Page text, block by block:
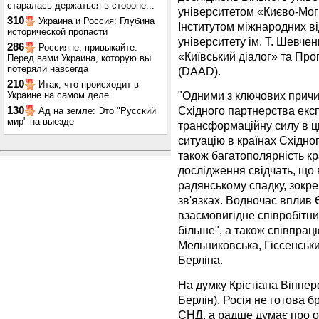
старалась держаться в стороне...
310
Украина и Россия: Глубина
исторической пропасти
286
Россияне, привыкайте:
Перед вами Украина, которую вы
потеряли навсегда
210
Итак, что происходит в
Украине на самом деле
130
Ад на земле: Это "Русский
мир" на выезде
університетом «Києво-
Інститутом міжнародних
університету ім. Т.
«Київський діалог» та
(DAAD).
"Одними з ключових
Східного партнерства
трансформаційну силу в
ситуацію в країнах
також багатополярність
дослідження свідчать,
радянському спадку,
зв'язках. Водночас вплив
взаємовигідне
більше", а також
Мельниковська,
Берліна.
На думку Крістіана
Берлін), Росія не готова
СНД, а радше думає про